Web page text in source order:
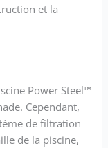
et la
Power Steel™
Cependant,
de filtration
de la piscine,